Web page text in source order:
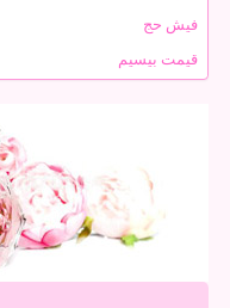
فیش حج
قیمت بیسیم